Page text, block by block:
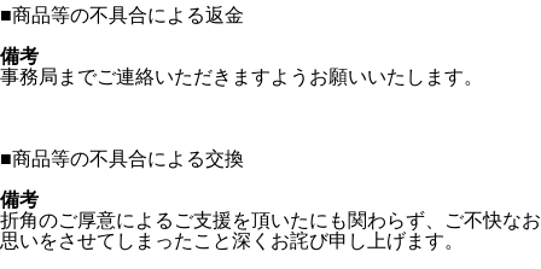
■商品等の不具合による返金
備考
事務局までご連絡いただきますようお願いいたします。
■商品等の不具合による交換
備考
折角のご厚意によるご支援を頂いたにも関わらず、ご不快なお
思いをさせてしまったこと深くお詫び申し上げます。